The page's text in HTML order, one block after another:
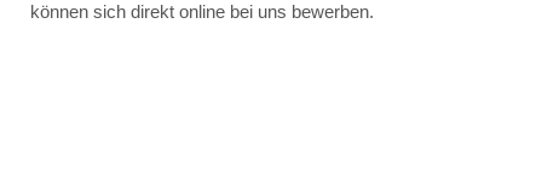
können sich direkt online bei uns bewerben.